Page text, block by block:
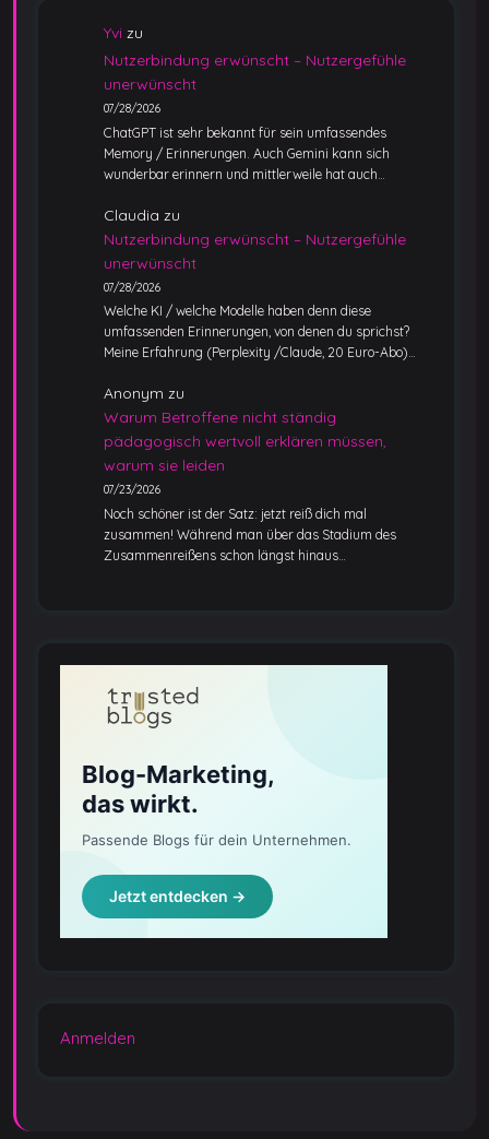
Yvi zu
Nutzerbindung erwünscht – Nutzergefühle
unerwünscht
07/28/2026
ChatGPT ist sehr bekannt für sein umfassendes
Memory / Erinnerungen. Auch Gemini kann sich
wunderbar erinnern und mittlerweile hat auch…
Claudia zu
Nutzerbindung erwünscht – Nutzergefühle
unerwünscht
07/28/2026
Welche KI / welche Modelle haben denn diese
umfassenden Erinnerungen, von denen du sprichst?
Meine Erfahrung (Perplexity /Claude, 20 Euro-Abo)…
Anonym zu
Warum Betroffene nicht ständig
pädagogisch wertvoll erklären müssen,
warum sie leiden
07/23/2026
Noch schöner ist der Satz: jetzt reiß dich mal
zusammen! Während man über das Stadium des
Zusammenreißens schon längst hinaus…
Anmelden